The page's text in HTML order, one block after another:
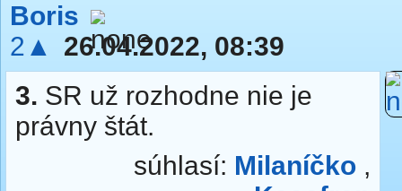
Boris
2▲
26.04.2022, 08:39
3. SR už rozhodne nie je
právny štát.
súhlasí: Milaníčko ,